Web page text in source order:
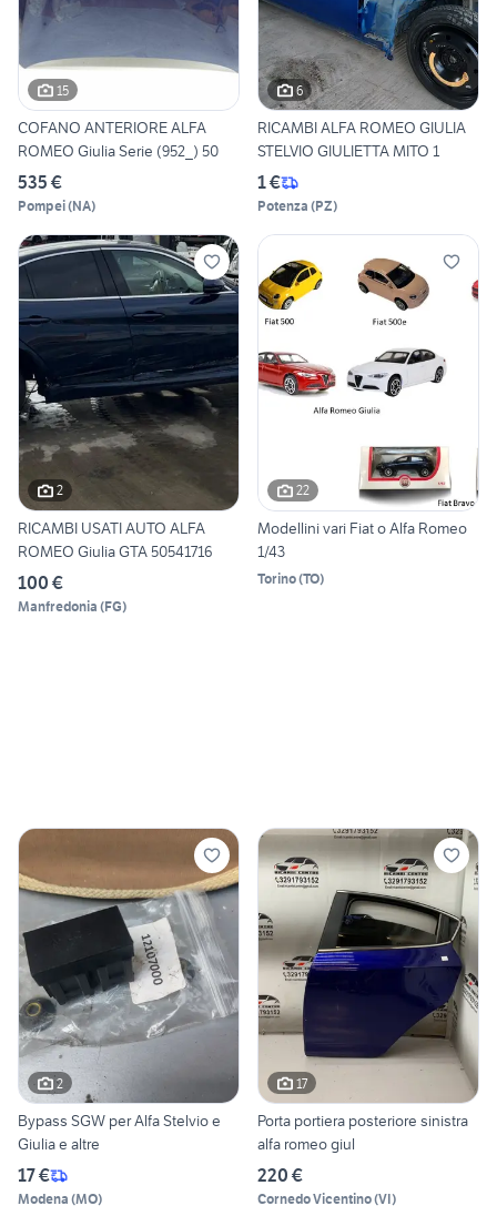
15
COFANO ANTERIORE ALFA
ROMEO Giulia Serie (952_) 50
535 €
Pompei(NA)
6
RICAMBI ALFA ROMEO GIULIA
STELVIO GIULIETTA MITO 1
1 €
Potenza (PZ)
2
RICAMBI USATI AUTO ALFA
ROMEO Giulia GTA 50541716
100 €
Manfredonia (FG)
22
Modellini vari Fiat o Alfa Romeo
1/43
Torino(TO)
2
Bypass SGW per Alfa Stelvio e
Giulia e altre
17 €
Modena (MO)
17
Porta portiera posteriore sinistra
alfa romeo giul
220 €
Cornedo Vicentino(VI)